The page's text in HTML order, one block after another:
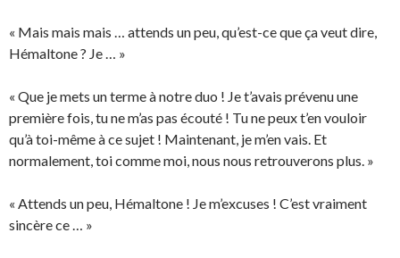
« Mais mais mais … attends un peu, qu’est-ce que ça veut dire,
Hémaltone ? Je … »
« Que je mets un terme à notre duo ! Je t’avais prévenu une
première fois, tu ne m’as pas écouté ! Tu ne peux t’en vouloir
qu’à toi-même à ce sujet ! Maintenant, je m’en vais. Et
normalement, toi comme moi, nous nous retrouverons plus. »
« Attends un peu, Hémaltone ! Je m’excuses ! C’est vraiment
sincère ce … »